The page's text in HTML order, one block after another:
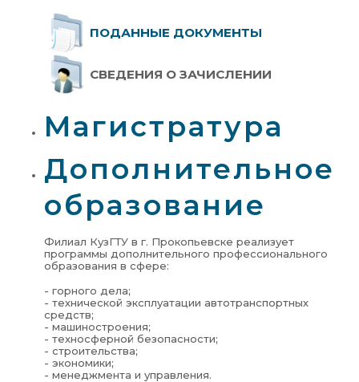
ПОДАННЫЕ ДОКУМЕНТЫ
СВЕДЕНИЯ О ЗАЧИСЛЕНИИ
Магистратура
Дополнительное
образование
Филиал КузГТУ в г. Прокопьевске реализует
программы дополнительного профессионального
образования в сфере:
- горного дела;
- технической эксплуатации автотранспортных
средств;
- машиностроения;
- техносферной безопасности;
- строительства;
- экономики;
- менеджмента и управления.